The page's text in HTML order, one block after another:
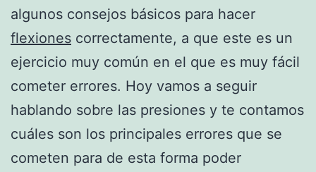
algunos consejos básicos para hacer
flexiones correctamente, a que este es un
ejercicio muy común en el que es muy fácil
cometer errores. Hoy vamos a seguir
hablando sobre las presiones y te contamos
cuáles son los principales errores que se
cometen para de esta forma poder